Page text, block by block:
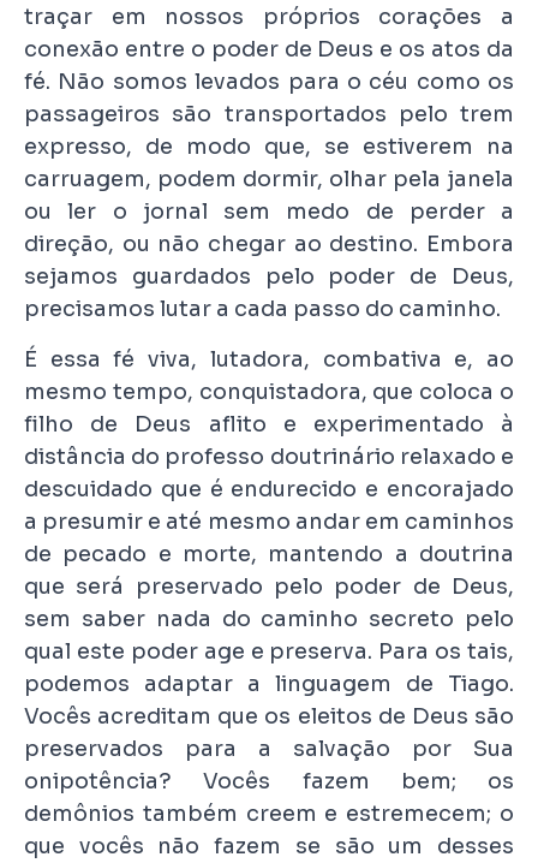
traçar em nossos próprios corações a
conexão entre o poder de Deus e os atos da
fé. Não somos levados para o céu como os
passageiros são transportados pelo trem
expresso, de modo que, se estiverem na
carruagem, podem dormir, olhar pela janela
ou ler o jornal sem medo de perder a
direção, ou não chegar ao destino. Embora
sejamos guardados pelo poder de Deus,
precisamos lutar a cada passo do caminho.
É essa fé viva, lutadora, combativa e, ao
mesmo tempo, conquistadora, que coloca o
filho de Deus aflito e experimentado à
distância do professo doutrinário relaxado e
descuidado que é endurecido e encorajado
a presumir e até mesmo andar em caminhos
de pecado e morte, mantendo a doutrina
que será preservado pelo poder de Deus,
sem saber nada do caminho secreto pelo
qual este poder age e preserva. Para os tais,
podemos adaptar a linguagem de Tiago.
Vocês acreditam que os eleitos de Deus são
preservados para a salvação por Sua
onipotência? Vocês fazem bem; os
demônios também creem e estremecem; o
que vocês não fazem se são um desses